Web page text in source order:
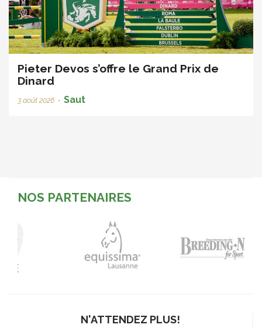
Pieter Devos s’offre le Grand Prix de
Dinard
3 août 2026 • Saut
NOS PARTENAIRES
N'ATTENDEZ PLUS!